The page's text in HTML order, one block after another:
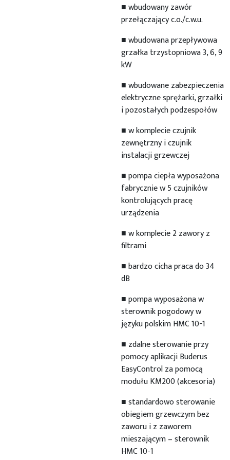
■ wbudowany zawór
przełączający c.o./c.w.u.
■ wbudowana przepływowa
grzałka trzystopniowa 3, 6, 9
kW
■ wbudowane zabezpieczenia
elektryczne sprężarki, grzałki
i pozostałych podzespołów
■ w komplecie czujnik
zewnętrzny i czujnik
instalacji grzewczej
■ pompa ciepła wyposażona
fabrycznie w 5 czujników
kontrolujących pracę
urządzenia
■ w komplecie 2 zawory z
filtrami
■ bardzo cicha praca do 34
dB
■ pompa wyposażona w
sterownik pogodowy w
języku polskim HMC 10-1
■ zdalne sterowanie przy
pomocy aplikacji Buderus
EasyControl za pomocą
modułu KM200 (akcesoria)
■ standardowo sterowanie
obiegiem grzewczym bez
zaworu i z zaworem
mieszającym – sterownik
HMC 10-1